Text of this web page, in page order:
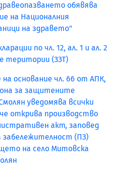
обявява
на Националния
на здравето"
по чл. 12, ал. 1 и ал. 2
територии (ЗЗТ)
на основание чл. 66 от АПК,
за защитените
уведомява всички
открива производство
акт, заповед
забележителност (ПЗ)
на село Митовска